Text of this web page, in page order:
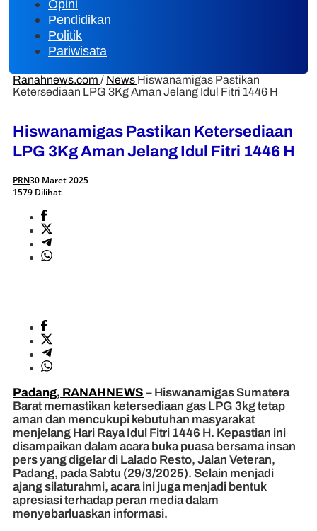
Opini
Pendidikan
Politik
Pariwisata
Ranahnews.com / News Hiswanamigas Pastikan
Ketersediaan LPG 3Kg Aman Jelang Idul Fitri 1446 H
Hiswanamigas Pastikan Ketersediaan
LPG 3Kg Aman Jelang Idul Fitri 1446 H
PRN30 Maret 2025
1579 Dilihat
Padang, RANAHNEWS – Hiswanamigas Sumatera
Barat memastikan ketersediaan gas LPG 3kg tetap
aman dan mencukupi kebutuhan masyarakat
menjelang Hari Raya Idul Fitri 1446 H. Kepastian ini
disampaikan dalam acara buka puasa bersama insan
pers yang digelar di Lalado Resto, Jalan Veteran,
Padang, pada Sabtu (29/3/2025). Selain menjadi
ajang silaturahmi, acara ini juga menjadi bentuk
apresiasi terhadap peran media dalam
menyebarluaskan informasi.